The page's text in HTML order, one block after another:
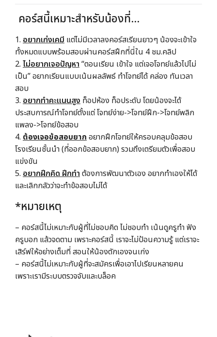
คอร์สนี้เหมาะสำหรับน้องที่…
1. อยากเก่งเคมี แต่ไม่มีเวลาลงคอร์สเรียนยาวๆ น้องจะเข้าใจ
ทั้งหมดแบบพร้อมสอบผ่านคอร์สฝึกที่นี่ใน 4 ชม.คลิป
2. ไม่อยากเจอปัญหา“ตอนเรียน เข้าใจ แต่เจอโจทย์แล้วไปไม่
เป็น” อยากเรียนแบบเน้นผลลัพธ์ ทำโจทย์ได้ คล่อง ทันเวลา
สอบ
3. อยากทำคะแนนสูง ท็อปห้อง ท็อประดับ โดยน้องจะได้
ประสบการณ์ทำโจทย์ตั้งแต่ โจทย์ง่าย->โจทย์ฝึก->โจทย์พลิก
แพลง->โจทย์ข้อสอบ
4. ต้องเจอข้อสอบยากอยากฝึกโจทย์ให้ครอบคลุมข้อสอบ
โรงเรียนชั้นนำ (ที่ออกข้อสอบยาก) รวมถึงเตรียมตัวเพื่อสอบ
แข่งขัน
5. อยากฝึกคิด ฝึกทำต้องการพัฒนาตัวเอง อยากทำเองให้ได้
และเลิกกลัวว่าจะทำข้อสอบไม่ได้
*หมายเหตุ
– คอร์สนี้ไม่เหมาะกับผู้ที่ไม่ชอบคิด ไม่ชอบทำ เน้นดูครูทำ ฟัง
ครูบอก แล้วจดตาม เพราะคอร์สนี้ เราจะไม่ป้อนความรู้ แต่เราจะ
เสิร์ฟให้อย่างเต็มที่ สอนให้น้องตักเองจนเก่ง
– คอร์สนี้ไม่เหมาะกับผู้ที่จะสมัครเพื่อเอาไปเรียนหลายคน
เพราะเรามีระบบตรวจจับและบล็อค